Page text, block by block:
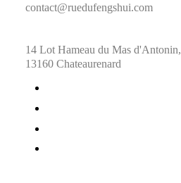
contact@ruedufengshui.com
14 Lot Hameau du Mas d'Antonin,
13160 Chateaurenard